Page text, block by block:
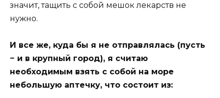
значит, тащить с собой мешок лекарств не
нужно.
И все же, куда бы я не отправлялась (пусть
− и в крупный город), я считаю
необходимым взять с собой на море
небольшую аптечку, что состоит из: